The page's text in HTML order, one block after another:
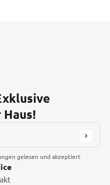
gelesen und akzeptiert